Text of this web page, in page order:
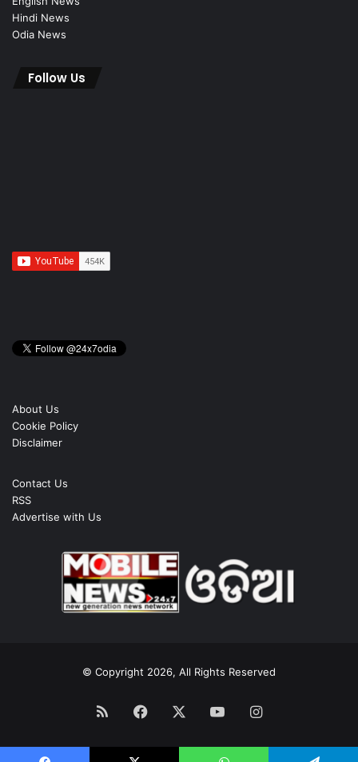
Hindi News
Odia News
Follow Us
About Us
Cookie Policy
Disclaimer
Contact Us
RSS
Advertise with Us
© Copyright 2026, All Rights Reserved
RSS Facebook YouTubeInstagram